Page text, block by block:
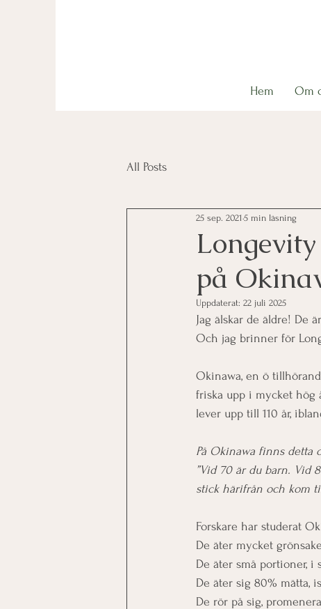
Hem Om
All Posts
på
25 sep. 2021 5 min läsning
Uppdaterat: 22 juli 2025
Jag älskar de äldre! De
Och jag brinner för
Okinawa, en ö
friska upp i mycket hög
lever upp till 110 år,
På Okinawa finns detta
”Vid 70 är du barn. Vid
stick härifrån och kom
Forskare har studerat
De äter mycket
De äter små portioner, i
De äter sig 80% mätta,
De rör på sig,